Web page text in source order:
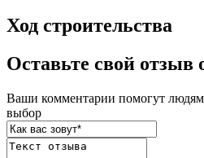
Ход строительства
Оставьте свой
Ваши комментарии помогут людям
выбор